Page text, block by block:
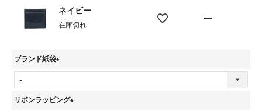
ネイビー
在庫切れ
—
ブランド紙袋
必
須
リボンラッピング